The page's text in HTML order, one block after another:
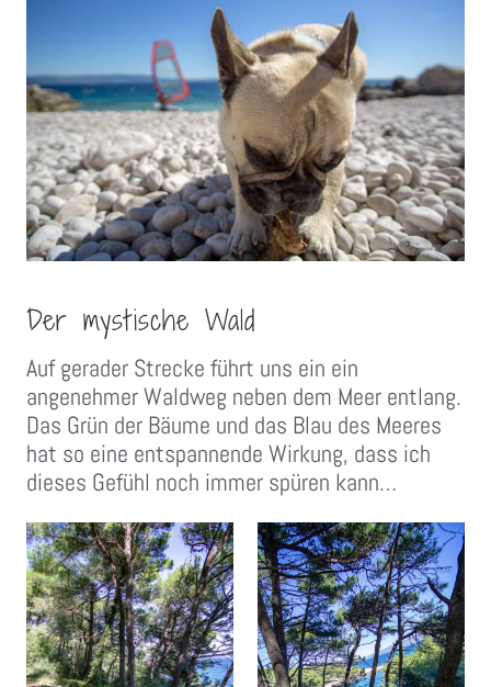
Der mystische Wald
Auf gerader Strecke führt uns ein ein
angenehmer Waldweg neben dem Meer entlang.
Das Grün der Bäume und das Blau des Meeres
hat so eine entspannende Wirkung, dass ich
dieses Gefühl noch immer spüren kann…